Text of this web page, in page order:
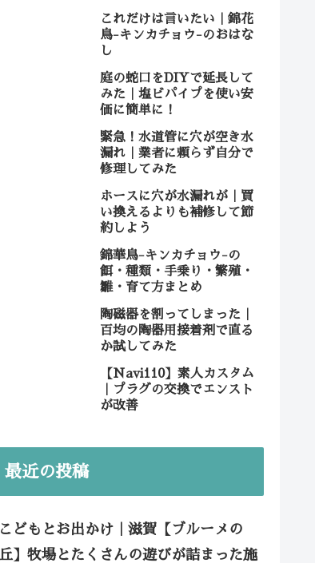
これだけは言いたい｜錦花
鳥-キンカチョウ-のおはな
し
庭の蛇口をDIYで延長して
みた｜塩ビパイプを使い安
価に簡単に！
緊急！水道管に穴が空き水
漏れ｜業者に頼らず自分で
修理してみた
ホースに穴が水漏れが｜買
い換えるよりも補修して節
約しよう
錦華鳥-キンカチョウ-の
餌・種類・手乗り・繁殖・
雛・育て方まとめ
陶磁器を割ってしまった｜
百均の陶器用接着剤で直る
か試してみた
【Navi110】素人カスタム
｜プラグの交換でエンスト
が改善
最近の投稿
こどもとお出かけ｜滋賀【ブルーメの
丘】牧場とたくさんの遊びが詰まった施